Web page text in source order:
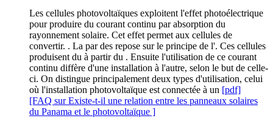
Les cellules photovoltaïques exploitent l'effet photoélectrique
pour produire du courant continu par absorption du
rayonnement solaire. Cet effet permet aux cellules de
convertir. . La par des repose sur le principe de l'. Ces cellules
produisent du à partir du . Ensuite l'utilisation de ce courant
continu diffère d'une installation à l'autre, selon le but de celle-
ci. On distingue principalement deux types d'utilisation, celui
où l'installation photovoltaïque est connectée à un [pdf]
[FAQ sur Existe-t-il une relation entre les panneaux solaires
du Panama et le photovoltaïque ]